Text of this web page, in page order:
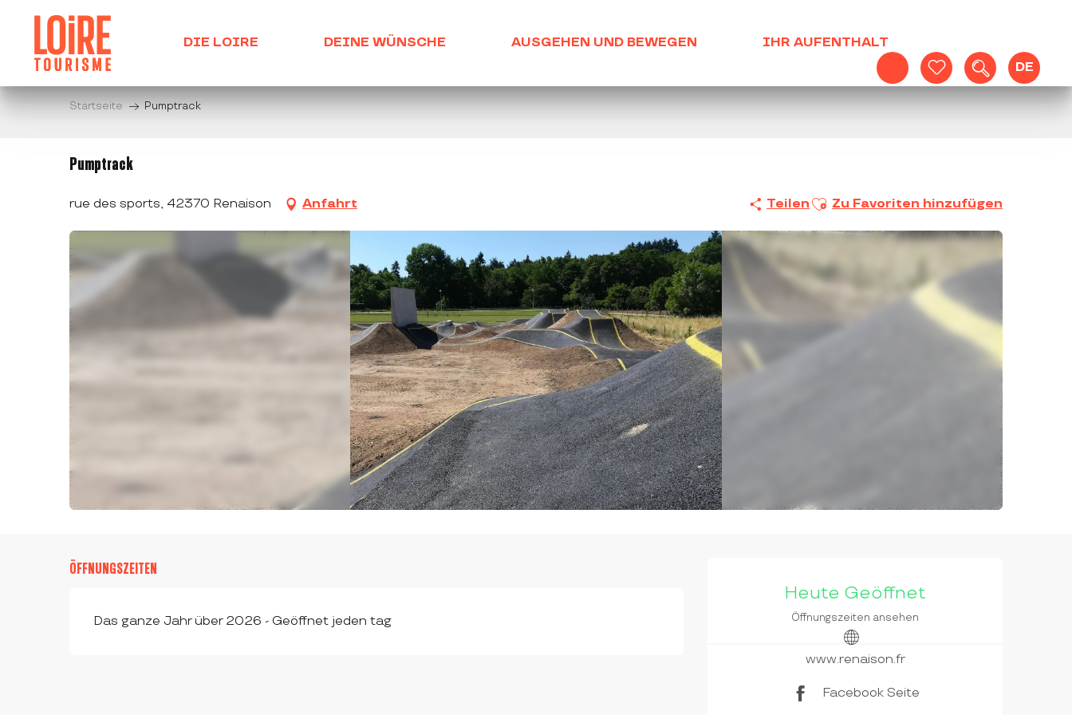
contenu
principal
Voir les favoris
Suche
DE
DIE LOIRE DEINE WÜNSCHE AUSGEHEN UND BEWEGEN IHR AUFENTHALT
Startseite Pumptrack
Pumptrack
rue des sports, 42370 Renaison Anfahrt Teilen Ajouter aux favoris
Zu Favoriten hinzufügen
ÖFFNUNGSZEITEN &
Heute Geöffnet
Öffnungszeiten ansehen
www.renaison.fr
Facebook Seite
ÖFFNUNGSZEITEN
Das ganze Jahr über 2026 - Geöffnet jeden tag